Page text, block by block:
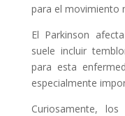
para el movimiento
El Parkinson
suele incluir
para esta
especialmente
Curiosamente,